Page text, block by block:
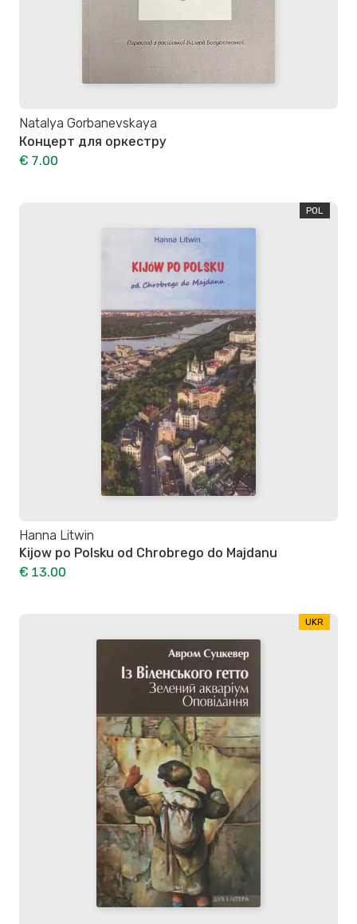
Natalya Gorbanevskaya
Концерт для оркестру
€ 7.00
POL
Hanna Litwin
Kijow po Polsku оd Chrobrego do Majdanu
€ 13.00
UKR